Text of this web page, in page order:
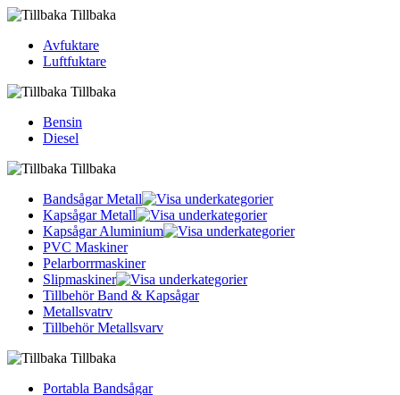
Tillbaka
Avfuktare
Luftfuktare
Tillbaka
Bensin
Diesel
Tillbaka
Bandsågar Metall
Kapsågar Metall
Kapsågar Aluminium
PVC Maskiner
Pelarborrmaskiner
Slipmaskiner
Tillbehör Band & Kapsågar
Metallsvatrv
Tillbehör Metallsvarv
Tillbaka
Portabla Bandsågar